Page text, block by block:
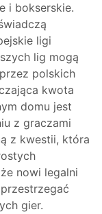
i bokserskie.
ligi
lig mogą
polskich
kwota
domu jest
z graczami
z kwestii, która
nowi legalni
gier.